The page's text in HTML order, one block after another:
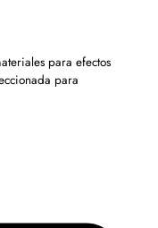
para efectos
para